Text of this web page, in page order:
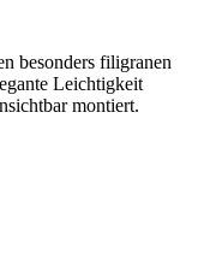
besonders filigranen
Leichtigkeit
montiert.